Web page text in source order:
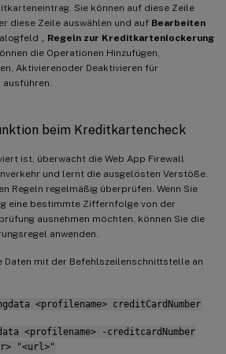
Sie können auf diese Zeile
diese Zeile auswählen und auf Bearbeiten
„ Regeln zur Kreditkartenlockerung
die Operationen Hinzufügen,
Aktivierenoder Deaktivieren für
beim Kreditkartencheck
ist, überwacht die Web App Firewall
und lernt die ausgelösten Verstöße.
Regeln regelmäßig überprüfen. Wenn Sie
eine bestimmte Ziffernfolge von der
ausnehmen möchten, können Sie die
anwenden.
Daten mit der Befehlszeilenschnittstelle an
<profilename> creditCardNumber
<profilename> -creditcardNumber
"<url>"